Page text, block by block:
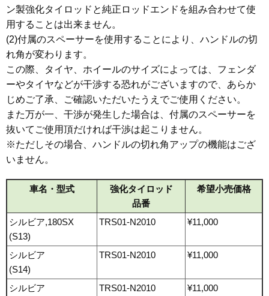
ン製強化タイロッドと純正ロッドエンドを組み合わせて使
用することは出来ません。
(2)付属のスペーサーを使用することにより、ハンドルの切
れ角が変わります。
この際、タイヤ、ホイールのサイズによっては、フェンダ
ーやタイヤなどが干渉する恐れがございますので、あらか
じめご了承、ご確認いただいたうえでご使用ください。
また万が一、干渉が発生した場合は、付属のスペーサーを
抜いてご使用頂だければ干渉は起こりません。
※ただしその場合、ハンドルの切れ角アップの機能はござ
いません。
車名・型式
強化タイロッド
品番
希望小売価格
シルビア,180SX
(S13)
TRS01-N2010 ¥11,000
シルビア
(S14)
TRS01-N2010 ¥11,000
シルビア
TRS01-N2010 ¥11,000